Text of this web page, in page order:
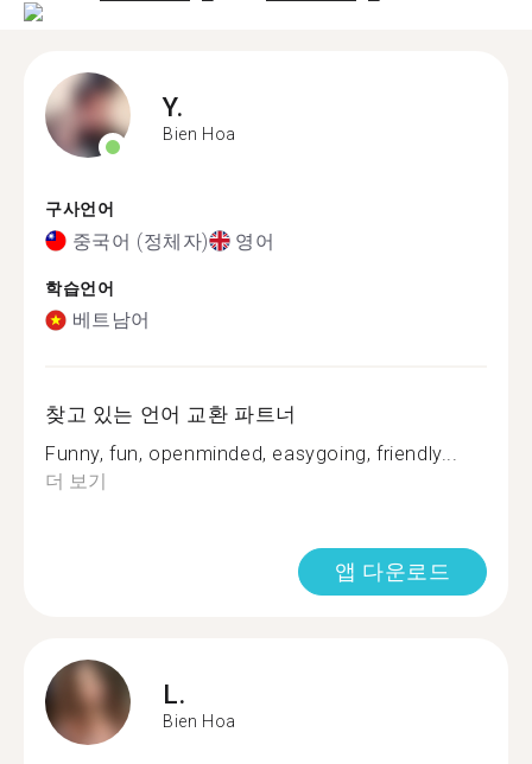
Y.
Bien Hoa
구사언어
중국어 (정체자) 영어
학습언어
베트남어
찾고 있는 언어 교환 파트너
Funny, fun, openminded, easygoing, friendly...
더 보기
앱 다운로드
L.
Bien Hoa